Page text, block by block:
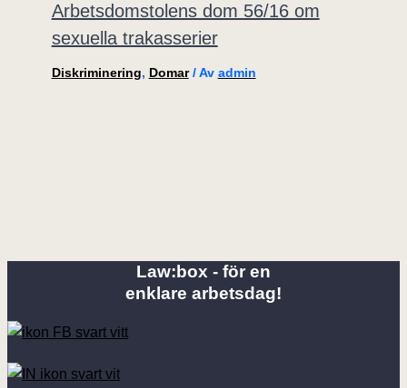
Arbetsdomstolens dom 56/16 om
sexuella trakasserier
Diskriminering, Domar/ Av admin
Law:box - för en
enklare arbetsdag!